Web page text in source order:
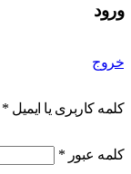
ورود
خروج
کلمه کاربری یا ایمیل *
کلمه عبور *